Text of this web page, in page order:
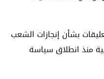
بشأن إنجازات الشعب
عاما الماضية منذ انطلاق سياسة